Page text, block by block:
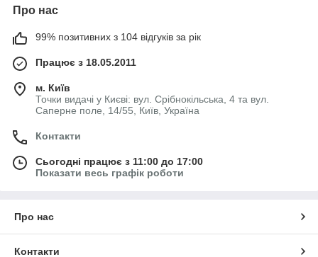
Про нас
99% позитивних з 104 відгуків за рік
Працює з 18.05.2011
м. Київ
Точки видачі у Києві: вул. Срібнокільська, 4 та вул.
Саперне поле, 14/55, Київ, Україна
Контакти
Сьогодні працює з 11:00 до 17:00
Показати весь графік роботи
Про нас
Контакти